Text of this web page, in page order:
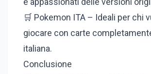
🛒 Pokemon ITA – Ideali per chi
giocare con carte
italiana.
Conclusione